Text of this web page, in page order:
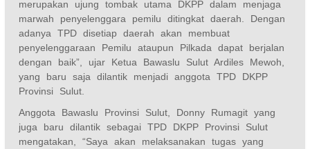
merupakan ujung tombak utama DKPP dalam menjaga
marwah penyelenggara pemilu ditingkat daerah. Dengan
adanya TPD disetiap daerah akan membuat
penyelenggaraan Pemilu ataupun Pilkada dapat berjalan
dengan baik”, ujar Ketua Bawaslu Sulut Ardiles Mewoh,
yang baru saja dilantik menjadi anggota TPD DKPP
Provinsi Sulut.
Anggota Bawaslu Provinsi Sulut, Donny Rumagit yang
juga baru dilantik sebagai TPD DKPP Provinsi Sulut
mengatakan, “Saya akan melaksanakan tugas yang